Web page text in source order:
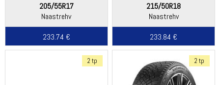
205/55R17
Naastrehv
233.74 €
215/50R18
Naastrehv
233.84 €
2 tp 2 tp